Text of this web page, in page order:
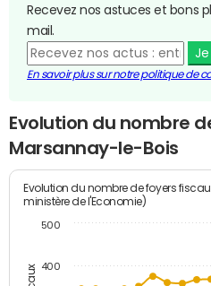
Recevez nos astuces et bons
mail.
En savoir plus sur notre politique de
Evolution du nombre
Marsannay-le-Bois
Evolution du nombre de foyers
ministère de l'Economie)
400
500